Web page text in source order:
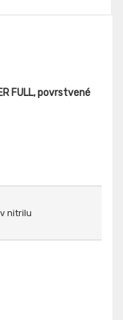
FULL, povrstvené
nitrilu